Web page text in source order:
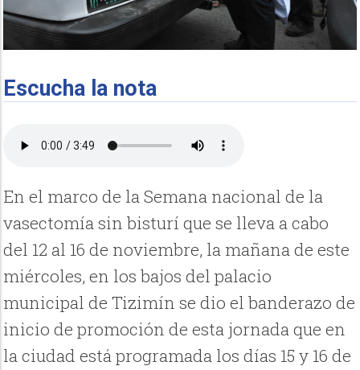
Escucha la nota
En el marco de la Semana nacional de la
vasectomía sin bisturí que se lleva a cabo
del 12 al 16 de noviembre, la mañana de este
miércoles, en los bajos del palacio
municipal de Tizimín se dio el banderazo de
inicio de promoción de esta jornada que en
la ciudad está programada los días 15 y 16 de